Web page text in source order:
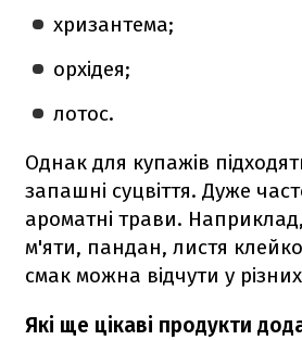
хризантема;
орхідея;
лотос.
Однак для купажів
запашні суцвіття. Дуже
ароматні трави. Наприклад,
м'яти, пандан, листя
смак можна відчути у
Які ще цікаві продукти